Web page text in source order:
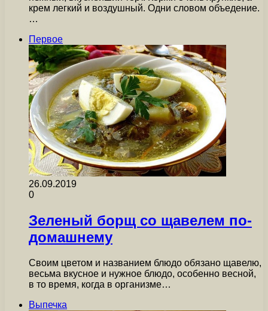
крем легкий и воздушный. Одни словом объедение.
…
Первое
26.09.2019
0
Зеленый борщ со щавелем по-
домашнему
Своим цветом и названием блюдо обязано щавелю,
весьма вкусное и нужное блюдо, особенно весной,
в то время, когда в организме…
Выпечка